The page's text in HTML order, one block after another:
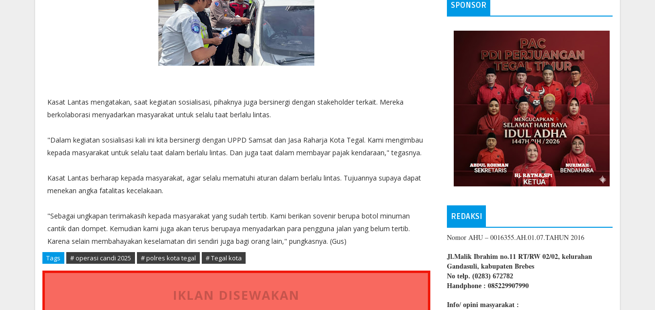
Kasat Lantas mengatakan, saat kegiatan sosialisasi, pihaknya juga bersinergi dengan stakeholder terkait. Mereka
berkolaborasi menyadarkan masyarakat untuk selalu taat berlalu lintas.
"Dalam kegiatan sosialisasi kali ini kita bersinergi dengan UPPD Samsat dan Jasa Raharja Kota Tegal. Kami mengimbau
kepada masyarakat untuk selalu taat dalam berlalu lintas. Dan juga taat dalam membayar pajak kendaraan," tegasnya.
Kasat Lantas berharap kepada masyarakat, agar selalu mematuhi aturan dalam berlalu lintas. Tujuannya supaya dapat
menekan angka fatalitas kecelakaan.
"Sebagai ungkapan terimakasih kepada masyarakat yang sudah tertib. Kami berikan sovenir berupa botol minuman
cantik dan dompet. Kemudian kami juga akan terus berupaya menyadarkan para pengguna jalan yang belum tertib.
Karena selain membahayakan keselamatan diri sendiri juga bagi orang lain," pungkasnya. (Gus)
Tags # operasi candi 2025 # polres kota tegal # Tegal kota
IKLAN DISEWAKAN
SPONSOR
REDAKSI
Nomor AHU – 0016355.AH.01.07.TAHUN 2016
Jl.Malik Ibrahim no.11 RT/RW 02/02, kelurahan
Gandasuli, kabupaten Brebes
No telp. (0283) 672782
Handphone : 085229907990
Info/ opini masyarakat :